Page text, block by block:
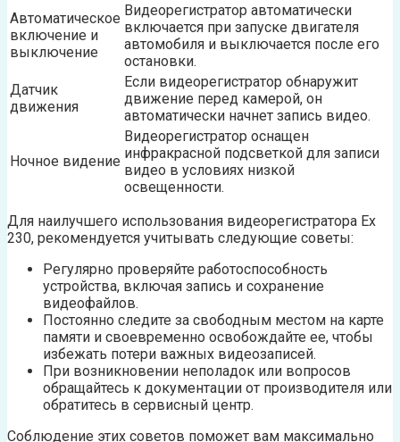
Автоматическое
включение и
выключение
Видеорегистратор автоматически
включается при запуске двигателя
автомобиля и выключается после его
остановки.
Датчик
движения
Если видеорегистратор обнаружит
движение перед камерой, он
автоматически начнет запись видео.
Ночное видение
Видеорегистратор оснащен
инфракрасной подсветкой для записи
видео в условиях низкой
освещенности.
Для наилучшего использования видеорегистратора Ех
230, рекомендуется учитывать следующие советы:
Регулярно проверяйте работоспособность
устройства, включая запись и сохранение
видеофайлов.
Постоянно следите за свободным местом на карте
памяти и своевременно освобождайте ее, чтобы
избежать потери важных видеозаписей.
При возникновении неполадок или вопросов
обращайтесь к документации от производителя или
обратитесь в сервисный центр.
Соблюдение этих советов поможет вам максимально